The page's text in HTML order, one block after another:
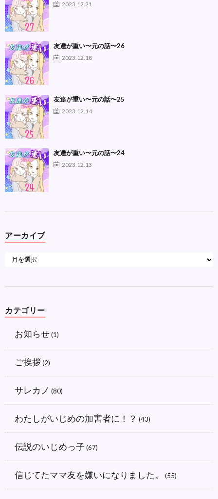
2023.12.21
友達が重い〜元の話〜26
2023.12.18
友達が重い〜元の話〜25
2023.12.14
友達が重い〜元の話〜24
2023.12.13
アーカイブ
カテゴリー
お知らせ(1)
ご挨拶(2)
サレカノ (80)
わたしがいじめの加害者に！？ (43)
伝説のいじめっ子 (67)
信じてたママ友を嫌いになりました。 (55)